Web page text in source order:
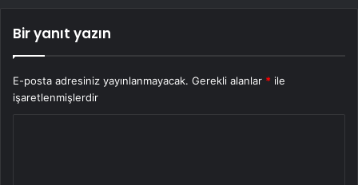
Bir yanıt yazın
E-posta adresiniz yayınlanmayacak. Gerekli alanlar * ile
işaretlenmişlerdir